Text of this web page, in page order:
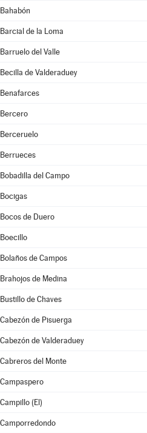
Bahabón
Barcial de la Loma
Barruelo del Valle
Becilla de Valderaduey
Benafarces
Bercero
Berceruelo
Berrueces
Bobadilla del Campo
Bocigas
Bocos de Duero
Boecillo
Bolaños de Campos
Brahojos de Medina
Bustillo de Chaves
Cabezón de Pisuerga
Cabezón de Valderaduey
Cabreros del Monte
Campaspero
Campillo (El)
Camporredondo